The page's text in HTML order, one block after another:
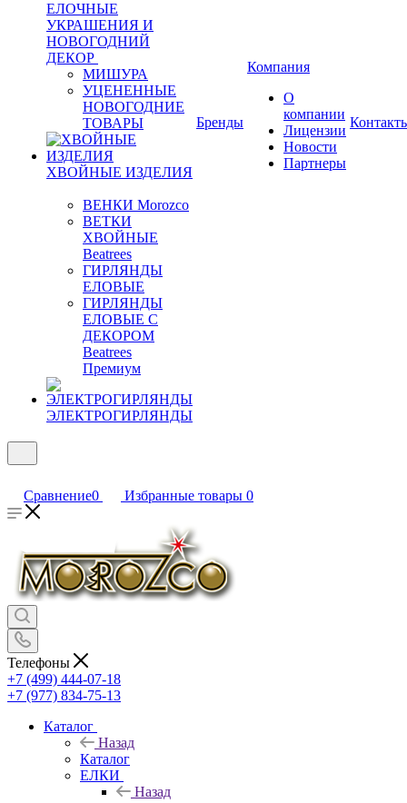
ЕЛОЧНЫЕ
УКРАШЕНИЯ И
НОВОГОДНИЙ
ДЕКОР
МИШУРА
УЦЕНЕННЫЕ
НОВОГОДНИЕ
ТОВАРЫ
ХВОЙНЫЕ ИЗДЕЛИЯ
ВЕНКИ Morozco
ВЕТКИ
ХВОЙНЫЕ
Beatrees
ГИРЛЯНДЫ
ЕЛОВЫЕ
ГИРЛЯНДЫ
ЕЛОВЫЕ С
ДЕКОРОМ
Beatrees
Премиум
ЭЛЕКТРОГИРЛЯНДЫ
Бренды
Компания
О
компании
Лицензии
Новости
Партнеры
Сравнение0 Избранные товары 0
Телефоны
+7 (499) 444-07-18
+7 (977) 834-75-13
Каталог
Назад
Каталог
ЕЛКИ
Назад